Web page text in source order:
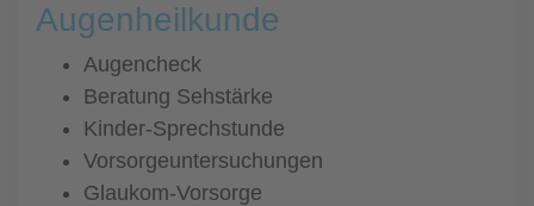
Augenheilkunde
Augencheck
Beratung Sehstärke
Kinder-Sprechstunde
Vorsorgeuntersuchungen
Glaukom-Vorsorge